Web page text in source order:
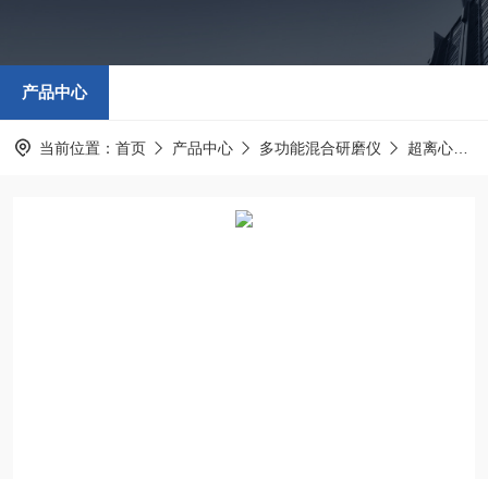
产品中心
当前位置： 首页 产品中心 多功能混合研磨仪 超离心研磨仪